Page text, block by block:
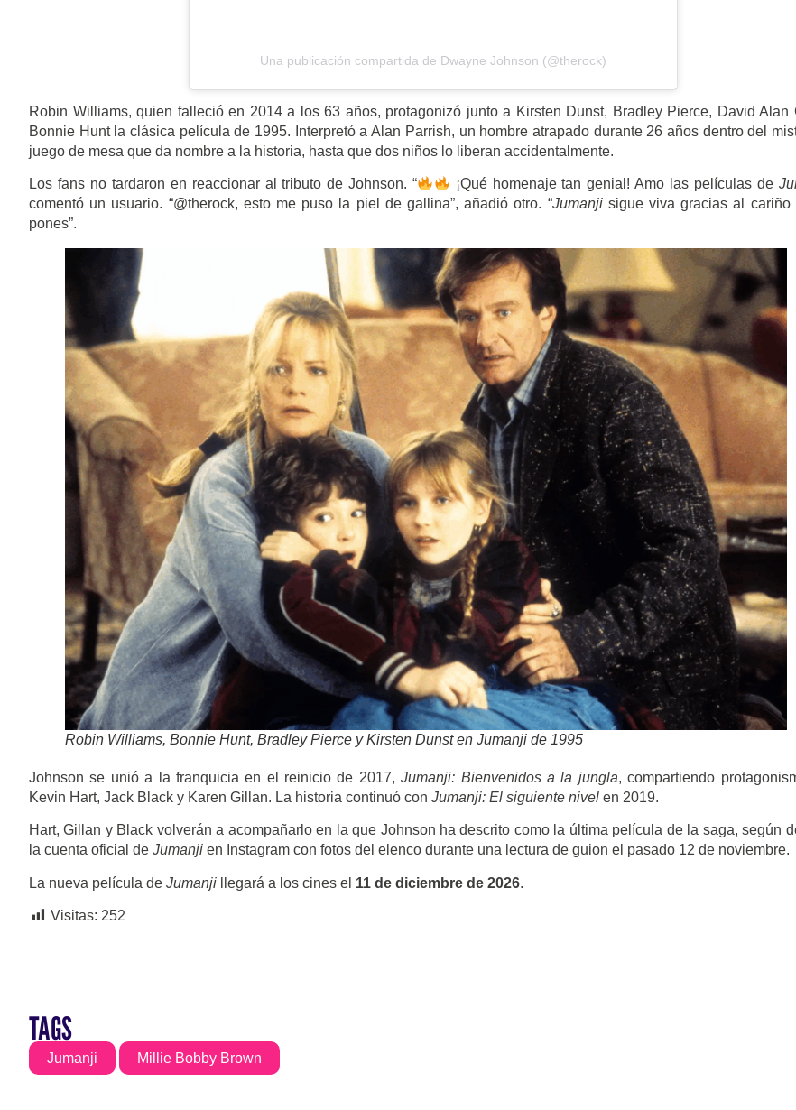
Una publicación compartida de Dwayne Johnson (@therock)
Robin Williams, quien falleció en 2014 a los 63 años, protagonizó junto a Kirsten Dunst, Bradley Pierce, David Alan
Bonnie Hunt la clásica película de 1995. Interpretó a Alan Parrish, un hombre atrapado durante 26 años dentro del
juego de mesa que da nombre a la historia, hasta que dos niños lo liberan accidentalmente.
Los fans no tardaron en reaccionar al tributo de Johnson. “ ¡Qué homenaje tan genial! Amo las películas de
comentó un usuario. “@therock, esto me puso la piel de gallina”, añadió otro. “Jumanjisigue viva gracias al cariño
pones”.
Robin Williams, Bonnie Hunt, Bradley Pierce y Kirsten Dunst en Jumanji de 1995
Johnson se unió a la franquicia en el reinicio de 2017,Jumanji: Bienvenidos a la jungla, compartiendo
Kevin Hart, Jack Black y Karen Gillan. La historia continuó con Jumanji: El siguiente nivel en 2019.
Hart, Gillan y Black volverán a acompañarlo en la que Johnson ha descrito como la última película de la saga, según
la cuenta oficial de Jumanji en Instagram con fotos del elenco durante una lectura de guion el pasado 12 de noviembre.
La nueva película de Jumanji llegará a los cines el 11 de diciembre de 2026.
Visitas: 252
TAGS
Jumanji Millie Bobby Brown